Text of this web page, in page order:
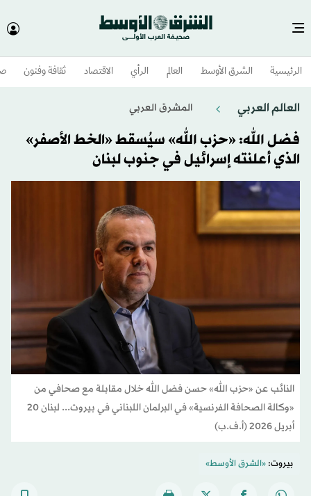
الرئيسية الشرق الأوسط​ العالم الرأي الاقتصاد ثقافة وفنون
العالم العربي المشرق العربي
فضل الله: «حزب الله» سيُسقط «الخط الأصفر»
الذي أعلنته إسرائيل في جنوب لبنان
النائب عن «حزب الله» حسن فضل الله خلال مقابلة مع صحافي من
«وكالة الصحافة الفرنسية» في البرلمان اللبناني في بيروت... لبنان 20
أبريل 2026 (أ.ف.ب)
بيروت:«الشرق الأوسط»